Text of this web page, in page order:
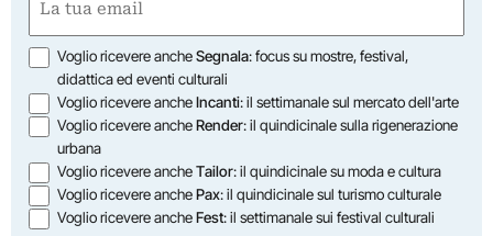
(Required)
Opzioni
Voglio ricevere ancheSegnala: focus su mostre, festival,
didattica ed eventi culturali
Voglio ricevere ancheIncanti: il settimanale sul mercato dell'arte
Voglio ricevere ancheRender: il quindicinale sulla rigenerazione
urbana
Voglio ricevere ancheTailor: il quindicinale su moda e cultura
Voglio ricevere anchePax: il quindicinale sul turismo culturale
Voglio ricevere ancheFest: il settimanale sui festival culturali